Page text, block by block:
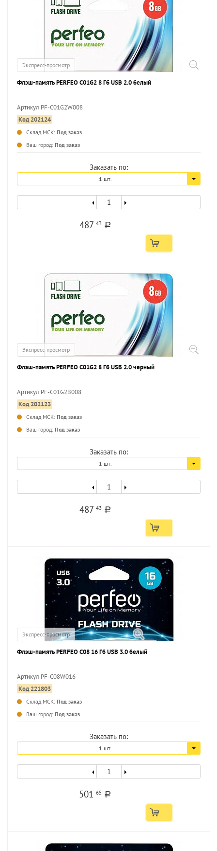
Экспресс-просмотр
Флэш-память PERFEO C01G2 8 Гб USB 2.0 белый
Артикул PF-C01G2W008
Код 202124
Склад МСК: Под заказ
Ваш город: Под заказ
Заказать по:
1 шт.
487 43 a
Экспресс-просмотр
Флэш-память PERFEO C01G2 8 Гб USB 2.0 черный
Артикул PF-C01G2B008
Код 202123
Склад МСК: Под заказ
Ваш город: Под заказ
Заказать по:
1 шт.
487 43 a
Экспресс-просмотр
Флэш-память PERFEO C08 16 Гб USB 3.0 белый
Артикул PF-C08W016
Код 221803
Склад МСК: Под заказ
Ваш город: Под заказ
Заказать по:
1 шт.
50165 a